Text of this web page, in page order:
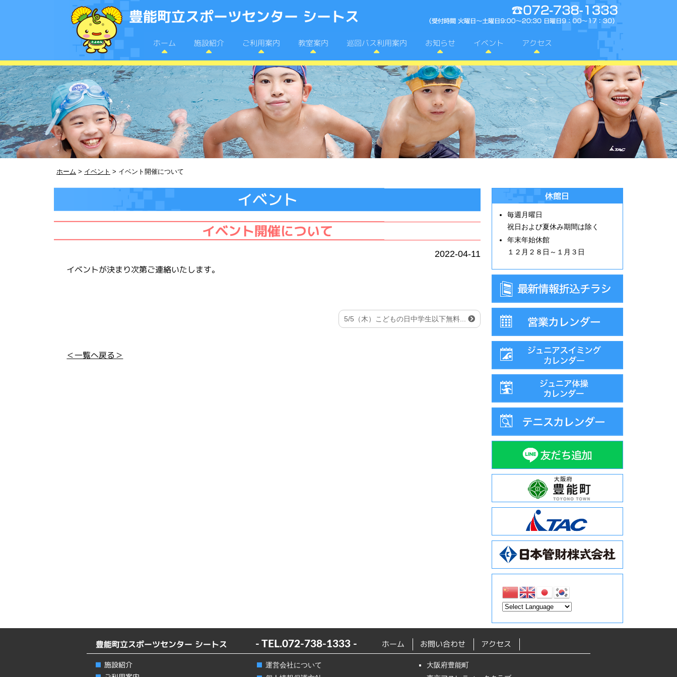
豊能町立スポーツセンター シートス
電話番号:072-
ホーム 施設紹介 ご利用案内 教室案内 巡回バス利用案内 お知らせ イベント アクセス
ホーム > イベント > イベント開催について
イベント
イベント開催について
2022-04-11
イベントが決まり次第ご連絡いたします。
5/5（木）こどもの日中学生以下無料...
＜一覧へ戻る＞
休館日
毎週月曜日
祝日および夏休み期間は除く
年末年始休館
１２月２８日～１月３日
豊能町立スポーツセンター シートス - TEL.072-738-1333- ホーム お問い合わせ アクセス
施設紹介
運営会社について
大阪府豊能町